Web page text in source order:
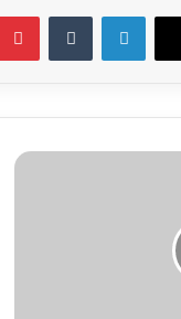
لينكدإن